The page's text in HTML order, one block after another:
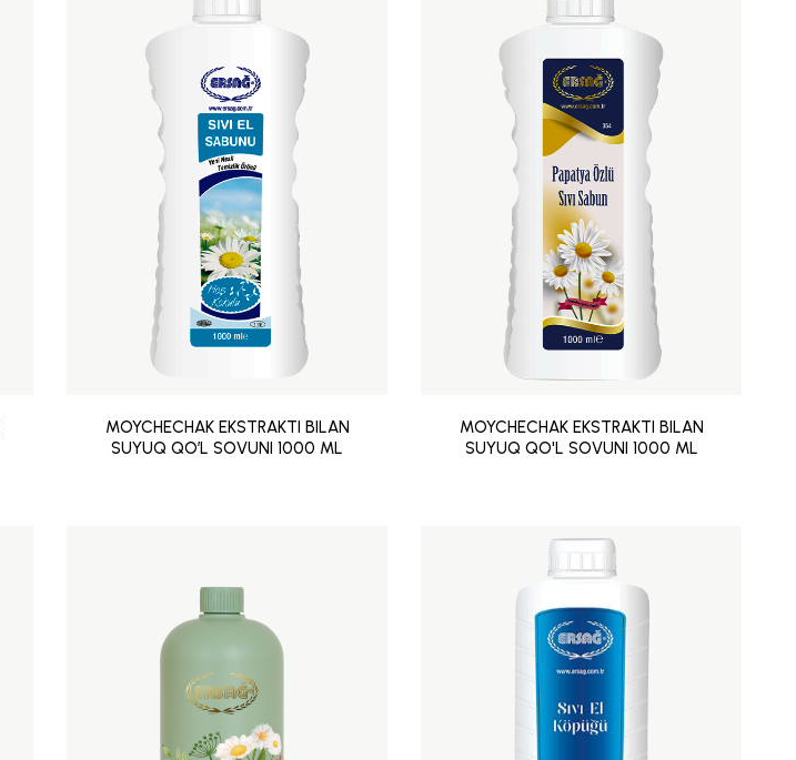
MOYCHECHAK EKSTRAKTI BILAN
SUYUQ QO’L SOVUNI 1000 ML
MOYCHECHAK EKSTRAKTI BILAN
SUYUQ QO'L SOVUNI 1000 ML